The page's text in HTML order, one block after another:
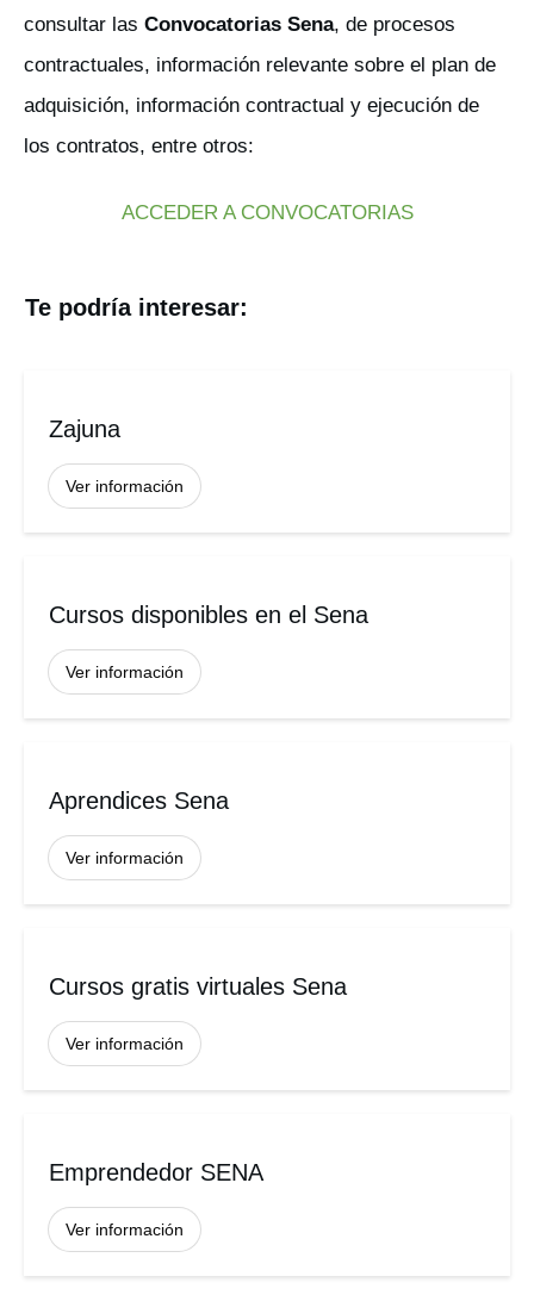
consultar las Convocatorias Sena, de procesos
contractuales, información relevante sobre el plan de
adquisición, información contractual y ejecución de
los contratos, entre otros:
ACCEDER A CONVOCATORIAS
Te podría interesar:
Zajuna
Ver información
Cursos disponibles en el Sena
Ver información
Aprendices Sena
Ver información
Cursos gratis virtuales Sena
Ver información
Emprendedor SENA
Ver información